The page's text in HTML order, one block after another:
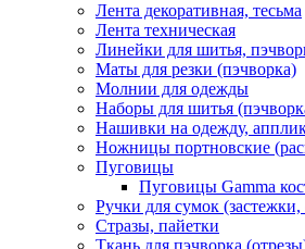
Лента декоративная, тесьма
Лента техническая
Линейки для шитья,
Маты для резки (пэчворка)
Молнии для одежды
Наборы для шитья
Нашивки на одежду,
Ножницы портновские
Пуговицы
Пуговицы Gamma
Ручки для сумок
Стразы, пайетки
Ткань для пэчворка